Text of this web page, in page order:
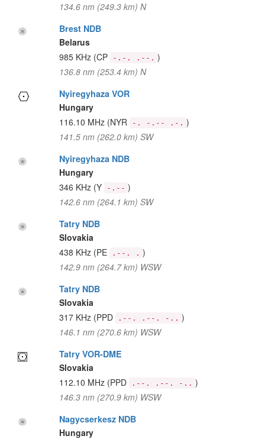
134.6 nm (249.3 km) N
Brest NDB
Belarus
985 KHz (CP -.-. .--. )
136.8 nm (253.4 km) N
Nyiregyhaza VOR
Hungary
116.10 MHz (NYR -. -.-- .-. )
141.5 nm (262.0 km) SW
Nyiregyhaza NDB
Hungary
346 KHz (Y -.-- )
142.6 nm (264.1 km) SW
Tatry NDB
Slovakia
438 KHz (PE .--. . )
142.9 nm (264.7 km) WSW
Tatry NDB
Slovakia
317 KHz (PPD .--. .--. -.. )
146.1 nm (270.6 km) WSW
Tatry VOR-DME
Slovakia
112.10 MHz (PPD .--. .--. -.. )
146.3 nm (270.9 km) WSW
Nagycserkesz NDB
Hungary